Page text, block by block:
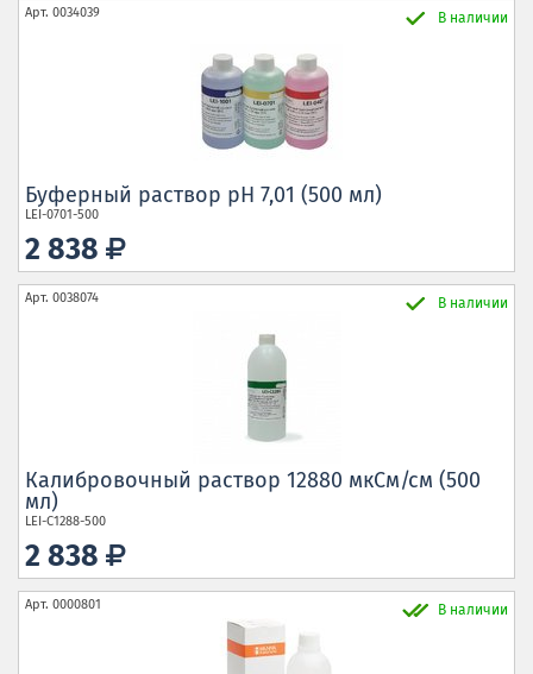
Арт. 0034039 В наличии
Буферный раствор pH 7,01 (500 мл)
LEI-0701-500
2 838
Арт. 0038074 В наличии
Калибровочный раствор 12880 мкСм/см (500
мл)
LEI-C1288-500
2 838
Арт. 0000801 В наличии